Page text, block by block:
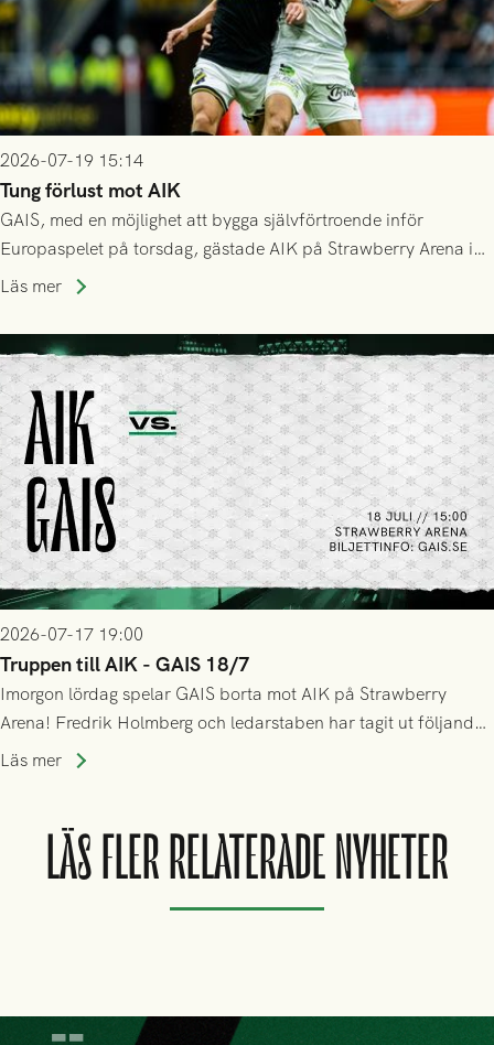
2026-07-19 15:14
Tung förlust mot AIK
GAIS, med en möjlighet att bygga självförtroende inför
Europaspelet på torsdag, gästade AIK på Strawberry Arena i
Stockholm . Men trots konstant hotande i första halvlek av
lyckades få in 2-0.
Läs mer
2026-07-17 19:00
Truppen till AIK - GAIS 18/7
Imorgon lördag spelar GAIS borta mot AIK på Strawberry
Arena! Fredrik Holmberg och ledarstaben har tagit ut följande
trupp till matchen:
Läs mer
LÄS FLER RELATERADE NYHETER